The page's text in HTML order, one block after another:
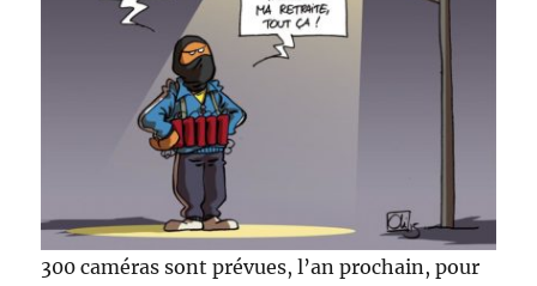
300 caméras sont prévues, l’an prochain, pour